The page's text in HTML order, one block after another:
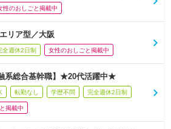
性のおしごと掲載中
リア型／大阪
全週休2日制 女性のおしごと掲載中
系総合基幹職】★20代活躍中★
転勤なし 学歴不問 完全週休2日制
掲載中